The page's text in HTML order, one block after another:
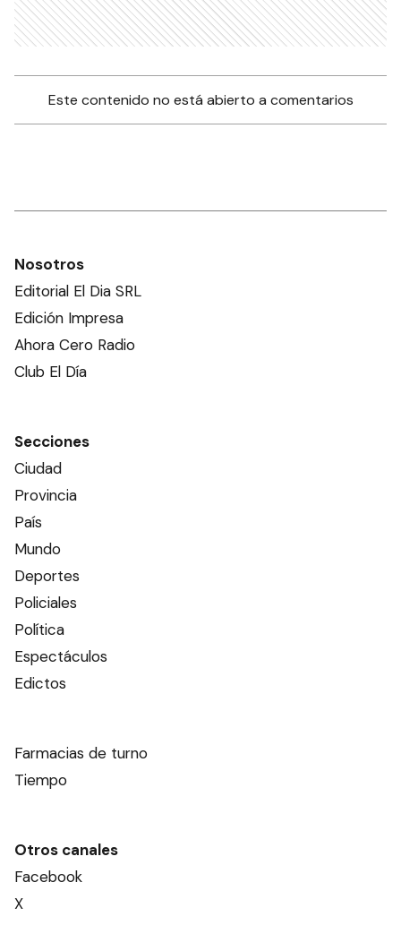
Este contenido no está abierto a comentarios
Nosotros
Editorial El Dia SRL
Edición Impresa
Ahora Cero Radio
Club El Día
Secciones
Ciudad
Provincia
País
Mundo
Deportes
Policiales
Política
Espectáculos
Edictos
Farmacias de turno
Tiempo
Otros canales
Facebook
X